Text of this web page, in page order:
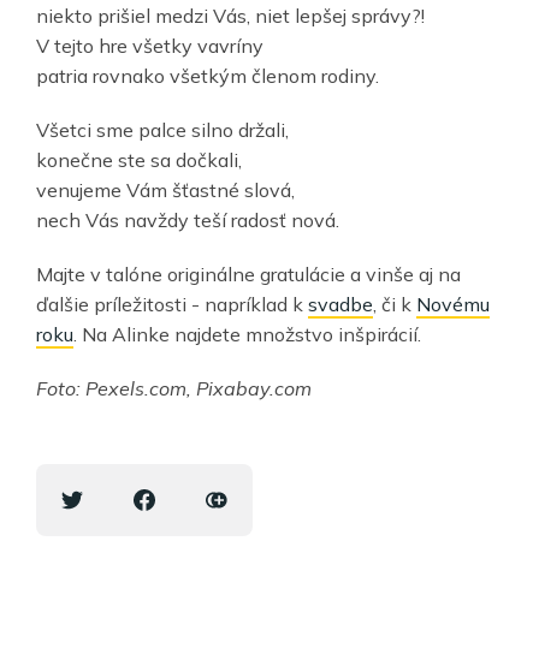
niekto prišiel medzi Vás, niet lepšej správy?!
V tejto hre všetky vavríny
patria rovnako všetkým členom rodiny.
Všetci sme palce silno držali,
konečne ste sa dočkali,
venujeme Vám šťastné slová,
nech Vás navždy teší radosť nová.
Majte v talóne originálne gratulácie a vinše aj na
ďalšie príležitosti - napríklad k svadbe, či k Novému
roku. Na Alinke najdete množstvo inšpirácií.
Foto: Pexels.com, Pixabay.com